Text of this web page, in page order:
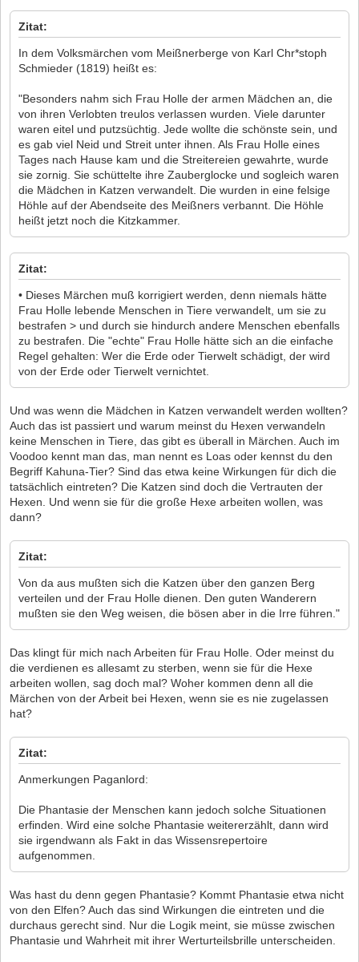
Zitat:
In dem Volksmärchen vom Meißnerberge von Karl Chr*stoph
Schmieder (1819) heißt es:
"Besonders nahm sich Frau Holle der armen Mädchen an, die
von ihren Verlobten treulos verlassen wurden. Viele darunter
waren eitel und putzsüchtig. Jede wollte die schönste sein, und
es gab viel Neid und Streit unter ihnen. Als Frau Holle eines
Tages nach Hause kam und die Streitereien gewahrte, wurde
sie zornig. Sie schüttelte ihre Zauberglocke und sogleich waren
die Mädchen in Katzen verwandelt. Die wurden in eine felsige
Höhle auf der Abendseite des Meißners verbannt. Die Höhle
heißt jetzt noch die Kitzkammer.
Zitat:
• Dieses Märchen muß korrigiert werden, denn niemals hätte
Frau Holle lebende Menschen in Tiere verwandelt, um sie zu
bestrafen > und durch sie hindurch andere Menschen ebenfalls
zu bestrafen. Die "echte" Frau Holle hätte sich an die einfache
Regel gehalten: Wer die Erde oder Tierwelt schädigt, der wird
von der Erde oder Tierwelt vernichtet.
Und was wenn die Mädchen in Katzen verwandelt werden wollten?
Auch das ist passiert und warum meinst du Hexen verwandeln
keine Menschen in Tiere, das gibt es überall in Märchen. Auch im
Voodoo kennt man das, man nennt es Loas oder kennst du den
Begriff Kahuna-Tier? Sind das etwa keine Wirkungen für dich die
tatsächlich eintreten? Die Katzen sind doch die Vertrauten der
Hexen. Und wenn sie für die große Hexe arbeiten wollen, was
dann?
Zitat:
Von da aus mußten sich die Katzen über den ganzen Berg
verteilen und der Frau Holle dienen. Den guten Wanderern
mußten sie den Weg weisen, die bösen aber in die Irre führen."
Das klingt für mich nach Arbeiten für Frau Holle. Oder meinst du
die verdienen es allesamt zu sterben, wenn sie für die Hexe
arbeiten wollen, sag doch mal? Woher kommen denn all die
Märchen von der Arbeit bei Hexen, wenn sie es nie zugelassen
hat?
Zitat:
Anmerkungen Paganlord:
Die Phantasie der Menschen kann jedoch solche Situationen
erfinden. Wird eine solche Phantasie weitererzählt, dann wird
sie irgendwann als Fakt in das Wissensrepertoire
aufgenommen.
Was hast du denn gegen Phantasie? Kommt Phantasie etwa nicht
von den Elfen? Auch das sind Wirkungen die eintreten und die
durchaus gerecht sind. Nur die Logik meint, sie müsse zwischen
Phantasie und Wahrheit mit ihrer Werturteilsbrille unterscheiden.